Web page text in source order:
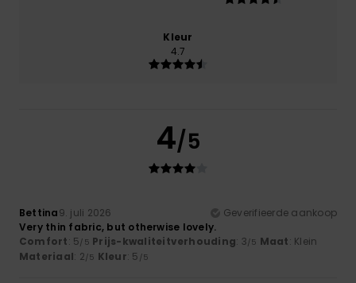
Kleur
4.7
4/5
Bettina9. juli 2026
Geverifieerde aankoop
Very thin fabric, but otherwise lovely.
Comfort: 5/5 Prijs-kwaliteitverhouding: 3/5 Maat: Klein
Materiaal: 2/5 Kleur: 5 /5